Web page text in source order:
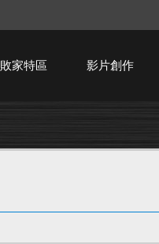
敗家特區 影片創作